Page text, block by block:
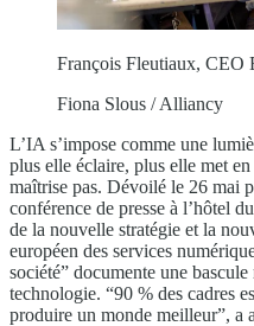
François Fleutiaux, CEO
Fiona Slous / Alliancy
L’IA s’impose comme une
plus elle éclaire, plus elle met
maîtrise pas. Dévoilé le 26 mai
conférence de presse à l’hôtel
de la nouvelle stratégie et la
européen des services
société” documente une
technologie. “90 % des cadres
produire un monde meilleur”, a